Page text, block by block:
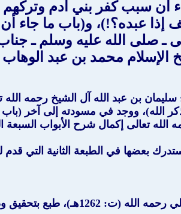
أن سبب كفر بني آدم وتركهم
إذا عبده؟!)، و(باب ما جاء أن
ـ صلى الله عليه وسلم ـ
محمد بن عبد الوهاب
الله)، ووجد في مسودته إلى آخر
تعالى إكمال شرح الأبواب السبعة
بعضها في الطبعة الثانية التي قدم له
": للشيخ عبد الهادي بن محمد بن عبد الهادي